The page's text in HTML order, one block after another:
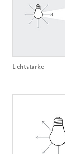
Lichtstärke